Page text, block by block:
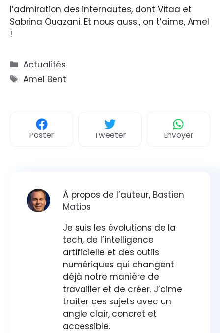
l’admiration des internautes, dont Vitaa et
Sabrina Ouazani. Et nous aussi, on t’aime, Amel
!
Catégories
Actualités
Étiquettes
Amel Bent
Poster Tweeter Envoyer
À propos de l’auteur, Bastien
Matios
Je suis les évolutions de la
tech, de l’intelligence
artificielle et des outils
numériques qui changent
déjà notre manière de
travailler et de créer. J’aime
traiter ces sujets avec un
angle clair, concret et
accessible.